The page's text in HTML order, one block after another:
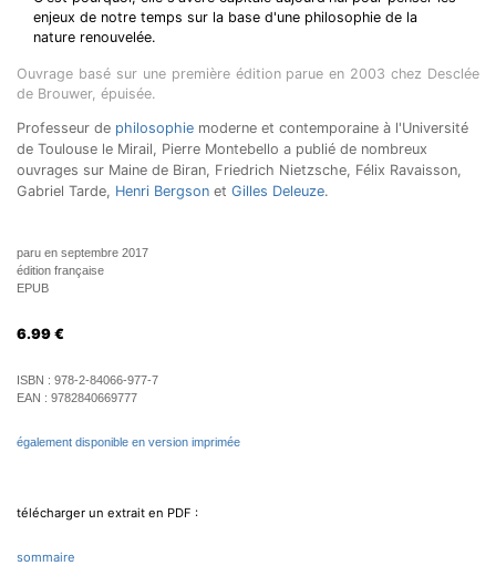
enjeux de notre temps sur la base d'une philosophie de la
nature renouvelée.
Ouvrage basé sur une première édition parue en 2003 chez Desclée
de Brouwer, épuisée.
Professeur de philosophie moderne et contemporaine à l'Université
de Toulouse le Mirail, Pierre Montebello a publié de nombreux
ouvrages sur Maine de Biran, Friedrich Nietzsche, Félix Ravaisson,
Gabriel Tarde, Henri Bergson et Gilles Deleuze.
paru en septembre 2017
édition française
EPUB
6.99 €
ISBN : 978-2-84066-977-7
EAN : 9782840669777
également disponible en version imprimée
télécharger un extrait en PDF :
sommaire